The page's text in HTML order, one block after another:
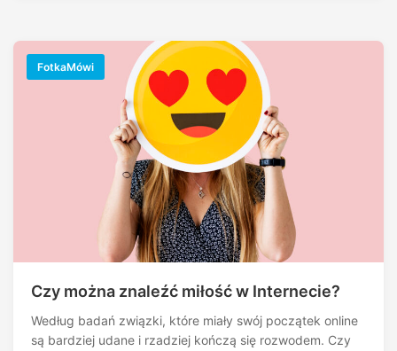
FotkaMówi
Czy można znaleźć miłość w Internecie?
Według badań związki, które miały swój początek online
są bardziej udane i rzadziej kończą się rozwodem. Czy